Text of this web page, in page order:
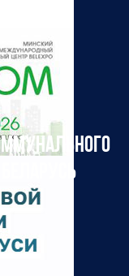
БЕЛАРУСЬ